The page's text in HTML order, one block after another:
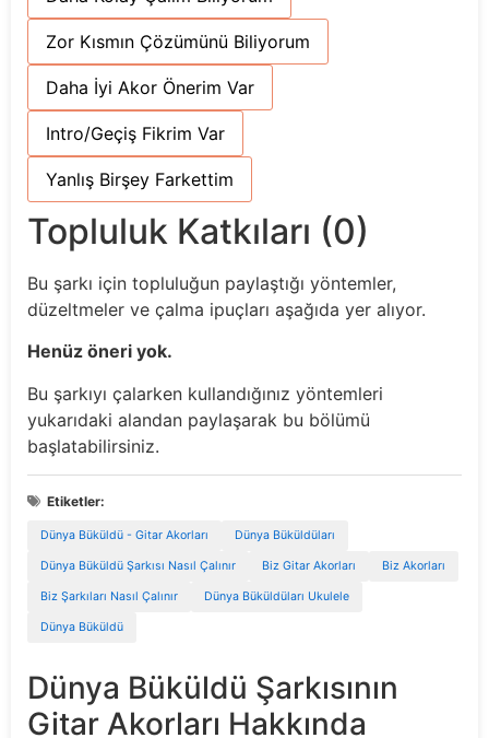
Zor Kısmın Çözümünü Biliyorum
Daha İyi Akor Önerim Var
Intro/Geçiş Fikrim Var
Yanlış Birşey Farkettim
Topluluk Katkıları (0)
Bu şarkı için topluluğun paylaştığı yöntemler,
düzeltmeler ve çalma ipuçları aşağıda yer alıyor.
Henüz öneri yok.
Bu şarkıyı çalarken kullandığınız yöntemleri
yukarıdaki alandan paylaşarak bu bölümü
başlatabilirsiniz.
Etiketler:
Dünya Büküldü - Gitar Akorları Dünya Büküldüları
Dünya Büküldü Şarkısı Nasıl Çalınır Biz Gitar Akorları Biz Akorları
Biz Şarkıları Nasıl Çalınır Dünya Büküldüları Ukulele
Dünya Büküldü
Dünya Büküldü Şarkısının
Gitar Akorları Hakkında